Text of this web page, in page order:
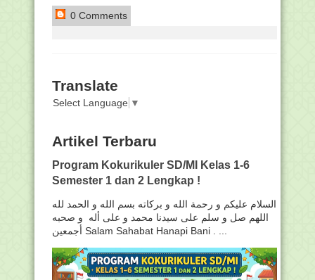
0 Comments
Translate
Select Language ▼
Artikel Terbaru
Program Kokurikuler SD/MI Kelas 1-6
Semester 1 dan 2 Lengkap !
السلام عليكم و رحمة الله و بركاته بسم الله و الحمد لله
اللهم صل و سلم على سيدنا محمد و على أله و صحبه
أجمعين Salam Sahabat Hanapi Bani . ...